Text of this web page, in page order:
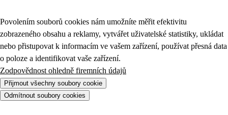
Povolením souborů cookies nám umožníte měřit efektivitu
zobrazeného obsahu a reklamy, vytvářet uživatelské statistiky, ukládat
nebo přistupovat k informacím ve vašem zařízení, používat přesná data
o poloze a identifikovat vaše zařízení.
Zodpovědnost ohledně firemních údajů
Přijmout všechny soubory cookie
Odmítnout soubory cookies